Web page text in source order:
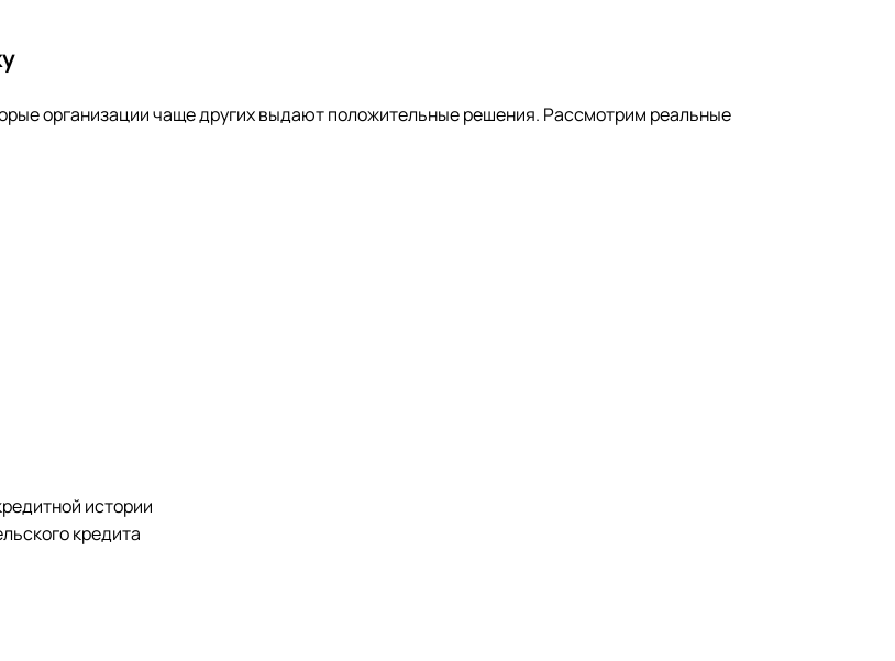
организации чаще других выдают положительные решения. Рассмотрим реальные
истории
кредита